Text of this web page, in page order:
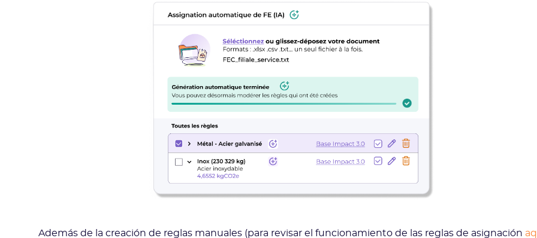
Además de la creación de reglas manuales (para revisar el funcionamiento de las reglas de asignación